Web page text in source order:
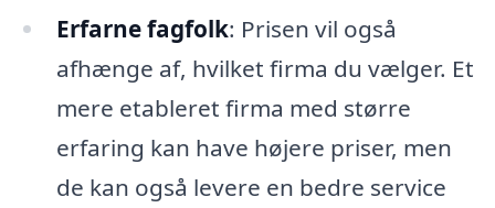
Erfarne fagfolk: Prisen vil også
afhænge af, hvilket firma du vælger. Et
mere etableret firma med større
erfaring kan have højere priser, men
de kan også levere en bedre service